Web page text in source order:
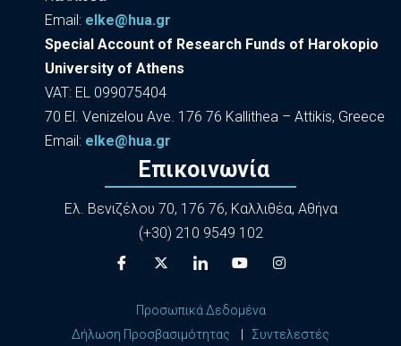
Εmail: elke@hua.gr
Special Account of Research Funds of Harokopio
University of Athens
VAT: EL 099075404
70 El. Venizelou Ave. 176 76 Kallithea – Attikis, Greece
Εmail: elke@hua.gr
Επικοινωνία
Ελ. Βενιζέλου 70, 176 76, Καλλιθέα, Αθήνα
(+30) 210 9549 102
Προσωπικά Δεδομένα
Δήλωση Προσβασιμότητας
Συντελεστές